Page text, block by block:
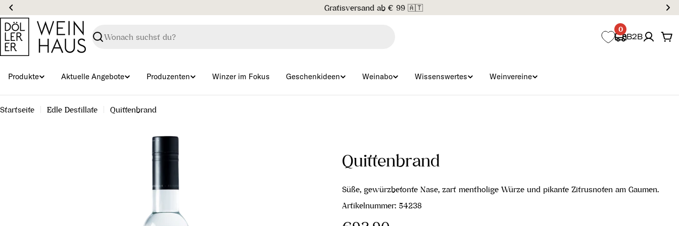
Zum
Inhalt
springen
Gratisversand ab € 99 🇦🇹
Suchen
0
B2B
Produkte Aktuelle Angebote Produzenten Winzer im Fokus Geschenkideen Weinabo Wissenswertes Weinvereine
Startseite Edle Destillate Quittenbrand
Quittenbrand
Süße, gewürzbetonte Nase, zart mentholige Würze und pikante Zitrusnoten am Gaumen.
Artikelnummer: 54238